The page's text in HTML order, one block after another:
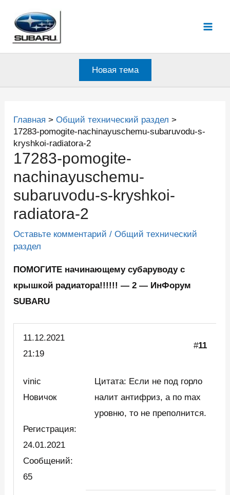
содержимому
Новая тема
Главная
Общий технический раздел
17283-pomogite-nachinayuschemu-subaruvodu-s-
kryshkoi-radiatora-2
17283-pomogite-
nachinayuschemu-
subaruvodu-s-kryshkoi-
radiatora-2
Оставьте комментарий /Общий технический
раздел
ПОМОГИТЕ начинающему субаруводу с
крышкой радиатора!!!!!! — 2 — ИнФорум
SUBARU
11.12.2021
21:19
#11
vinic
Новичок
Регистрация:
24.01.2021
Сообщений:
65
Цитата: Если не под горло
налит антифриз, а по max
уровню, то не преполнится.